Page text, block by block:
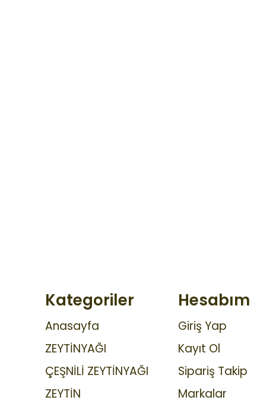
Kategoriler
Anasayfa
ZEYTİNYAĞI
ÇEŞNİLİ ZEYTİNYAĞI
ZEYTİN
Hesabım
Giriş Yap
Kayıt Ol
Sipariş Takip
Markalar